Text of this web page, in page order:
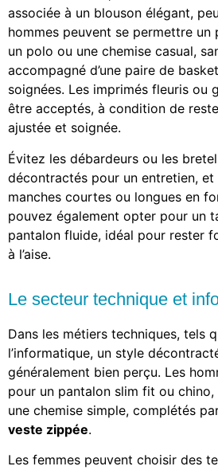
associée à un blouson élégant,
hommes peuvent se permettre un
un polo ou une chemise casual,
accompagné d’une paire de
soignées. Les imprimés fleuris ou
être acceptés, à condition de
ajustée et soignée.
Évitez les débardeurs ou les
décontractés pour un entretien,
manches courtes ou longues en
pouvez également opter pour un
pantalon fluide, idéal pour rester
à l’aise.
Le secteur technique et
Dans les métiers techniques, tels
l’informatique, un style
généralement bien perçu. Les
pour un pantalon slim fit ou
une chemise simple, complétés
veste zippée.
Les femmes peuvent choisir des